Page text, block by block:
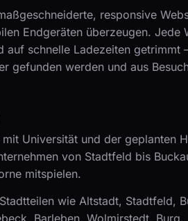
responsive
Endgeräten überzeugen. Jede
auf schnelle Ladezeiten getrimmt
gefunden werden und aus
Universität und der geplanten
von Stadtfeld bis
mitspielen.
wie Altstadt, Stadtfeld,
Barleben, Wolmirstedt, Burg.